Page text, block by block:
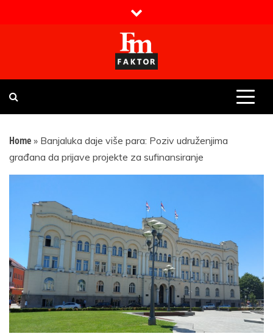
Faktor magazin
Uvijek presudan
Home » Banjaluka daje više para: Poziv udruženjima
građana da prijave projekte za sufinansiranje